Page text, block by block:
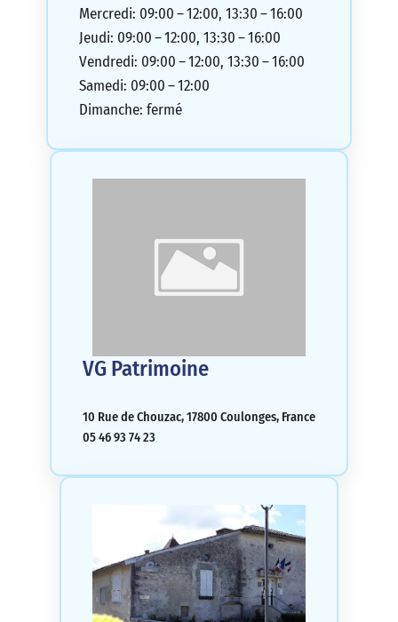
Mercredi: 09:00 – 12:00, 13:30 – 16:00
Jeudi: 09:00 – 12:00, 13:30 – 16:00
Vendredi: 09:00 – 12:00, 13:30 – 16:00
Samedi: 09:00 – 12:00
Dimanche: fermé
VG Patrimoine
10 Rue de Chouzac, 17800 Coulonges, France
05 46 93 74 23